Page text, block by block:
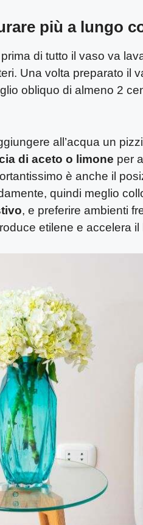
più a lungo
prima di tutto il vaso va
Una volta preparato il
obliquo di almeno 2
all’acqua un
di aceto o limone per
è anche il
quindi meglio
, e preferire ambienti
etilene e accelera il